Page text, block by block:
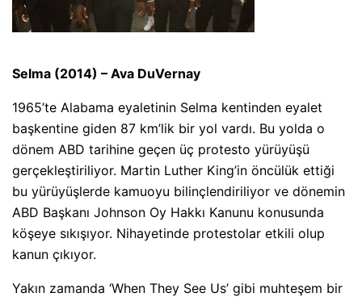
Selma (2014) – Ava DuVernay
1965’te Alabama eyaletinin Selma kentinden eyalet
başkentine giden 87 km’lik bir yol vardı. Bu yolda o
dönem ABD tarihine geçen üç protesto yürüyüşü
gerçekleştiriliyor. Martin Luther King’in öncülük ettiği
bu yürüyüşlerde kamuoyu bilinçlendiriliyor ve dönemin
ABD Başkanı Johnson Oy Hakkı Kanunu konusunda
köşeye sıkışıyor. Nihayetinde protestolar etkili olup
kanun çıkıyor.
Yakın zamanda ‘When They See Us’ gibi muhteşem bir